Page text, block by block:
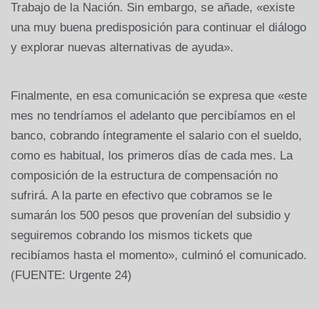
Trabajo de la Nación. Sin embargo, se añade, «existe
una muy buena predisposición para continuar el diálogo
y explorar nuevas alternativas de ayuda».
Finalmente, en esa comunicación se expresa que «este
mes no tendríamos el adelanto que percibíamos en el
banco, cobrando íntegramente el salario con el sueldo,
como es habitual, los primeros días de cada mes. La
composición de la estructura de compensación no
sufrirá. A la parte en efectivo que cobramos se le
sumarán los 500 pesos que provenían del subsidio y
seguiremos cobrando los mismos tickets que
recibíamos hasta el momento», culminó el comunicado.
(FUENTE: Urgente 24)